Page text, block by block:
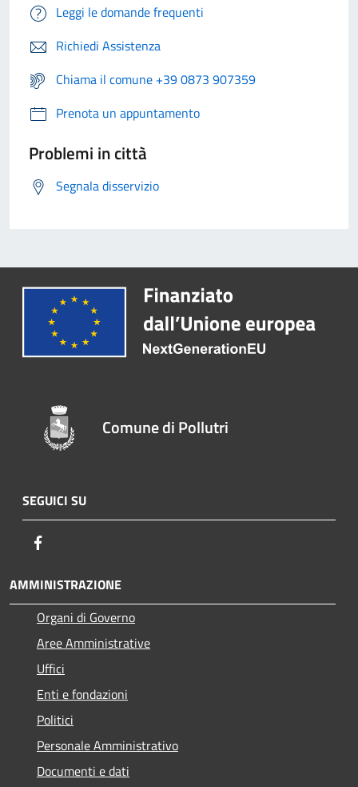
Leggi le domande frequenti
Richiedi Assistenza
Chiama il comune +39 0873 907359
Prenota un appuntamento
Problemi in città
Segnala disservizio
Comune di Pollutri
SEGUICI SU
AMMINISTRAZIONE
Organi di Governo
Aree Amministrative
Uffici
Enti e fondazioni
Politici
Personale Amministrativo
Documenti e dati